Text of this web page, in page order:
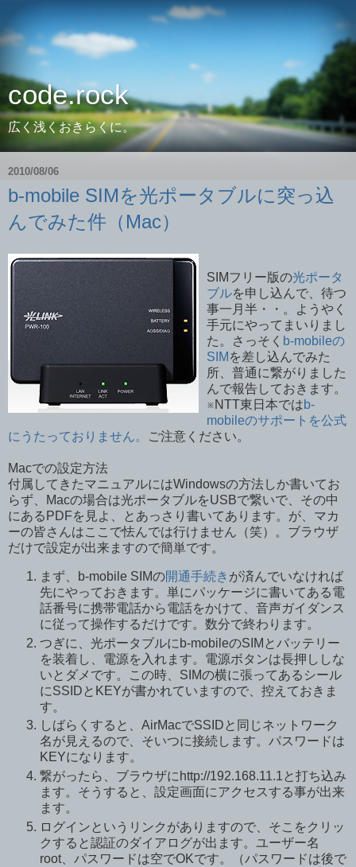
code.rock
広く浅くおきらくに。
2010/08/06
b-mobile SIMを光ポータブルに突っ込
んでみた件（Mac）
SIMフリー版の光ポータ
ブルを申し込んで、待つ
事一月半・・。ようやく
手元にやってまいりまし
た。さっそく b-mobileの
SIM を差し込んでみた
所、普通に繋がりました
んで報告しておきます。
※NTT東日本ではb-
mobileのサポートを公式
にうたっておりません。
ご注意ください。
Macでの設定方法
付属してきたマニュアルにはWindowsの方法しか書いてお
らず、Macの場合は光ポータブルをUSBで繋いで、その中
にあるPDFを見よ、とあっさり書いてあります。が、マカ
ーの皆さんはここで怯んでは行けません（笑）。ブラウザ
だけで設定が出来ますので簡単です。
まず、b-mobile SIMの開通手続き が済んでいなければ
先にやっておきます。単にパッケージに書いてある電
話番号に携帯電話から電話をかけて、音声ガイダンス
に従って操作するだけです。数分で終わります。
つぎに、光ポータブルにb-mobileのSIMとバッテリー
を装着し、電源を入れます。電源ボタンは長押ししな
いとダメです。この時、SIMの横に張ってあるシール
にSSIDとKEYが書かれていますので、控えておきま
す。
しばらくすると、AirMacでSSIDと同じネットワーク
名が見えるので、そいつに接続します。パスワードは
KEYになります。
繋がったら、ブラウザにhttp://192.168.11.1と打ち込み
ます。そうすると、設定画面にアクセスする事が出来
ます。
ログインというリンクがありますので、そこをクリッ
クすると認証のダイアログが出ます。ユーザー名
root、パスワードは空でOKです。（パスワードは後で